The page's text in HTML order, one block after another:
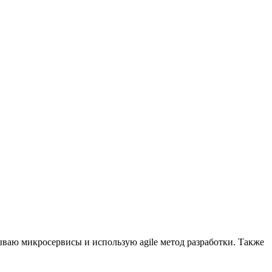
микросервисы и использую agile метод разработки. Также